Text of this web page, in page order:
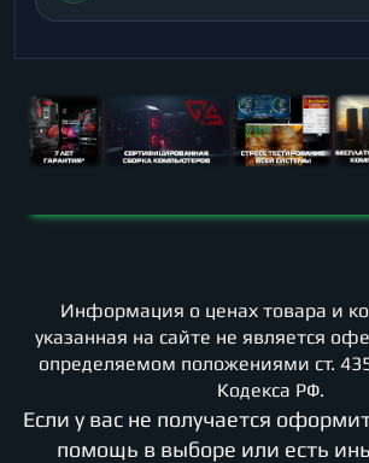
Информация о ценах товара и
указанная на сайте не является
определяемом положениями ст.
Кодекса РФ.
Если у вас не получается
помощь в выборе или есть